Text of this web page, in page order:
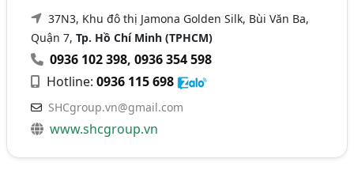
37N3, Khu đô thị Jamona Golden Silk, Bùi Văn Ba,
Quận 7,Tp. Hồ Chí Minh (TPHCM)
0936 102 398,0936 354 598
Hotline:0936 115 698
SHCgroup.vn@gmail.com
www.shcgroup.vn